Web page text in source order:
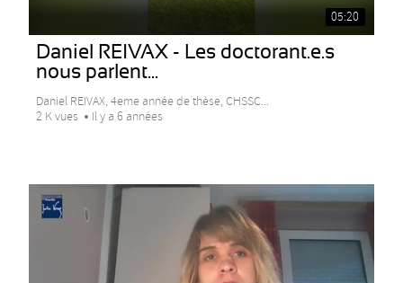
05:20
Daniel REIVAX - Les doctorant.e.s
nous parlent...
Daniel REIVAX, 4eme année de thèse, CHSSC...
2 K vues
Il y a 6 années